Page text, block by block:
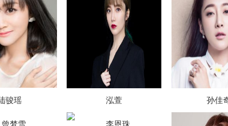
骏瑶 泓萱 孙佳